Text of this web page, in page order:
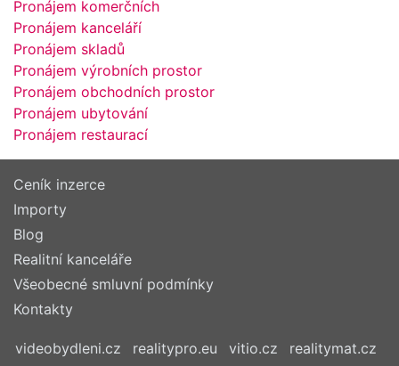
Pronájem komerčních
Pronájem kanceláří
Pronájem skladů
Pronájem výrobních prostor
Pronájem obchodních prostor
Pronájem ubytování
Pronájem restaurací
Ceník inzerce
Importy
Blog
Realitní kanceláře
Všeobecné smluvní podmínky
Kontakty
videobydleni.cz realitypro.eu vitio.cz
realitymat.cz